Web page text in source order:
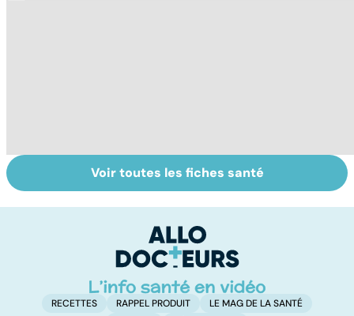
Trisomie 21 : du
dépistage à la
Gynéco : un suivi
pour la vie
Voir toutes les fiches santé
RECETTES RAPPEL PRODUIT
LE MAG DE LA SANTÉ